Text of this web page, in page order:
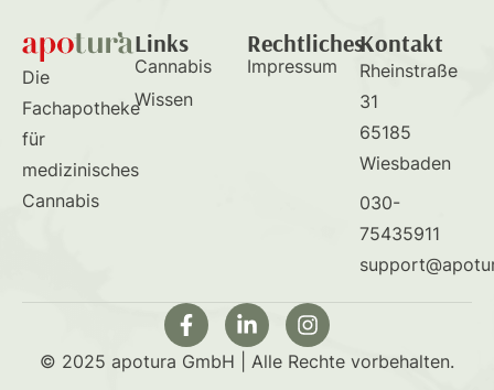
Die
Fachapotheke
für
medizinisches
Cannabis
Links
Cannabis
Wissen
Rechtliches
Impressum
Kontakt
Rheinstraße
31
65185
Wiesbaden
030-
75435911
© 2025 apotura GmbH | Alle Rechte vorbehalten.